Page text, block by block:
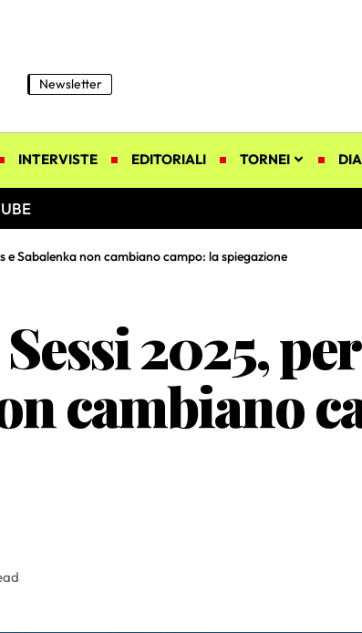
Newsletter
INTERVISTE EDITORIALI TORNEI
e Sabalenka non cambiano campo: la spiegazione
2025,
cambiano